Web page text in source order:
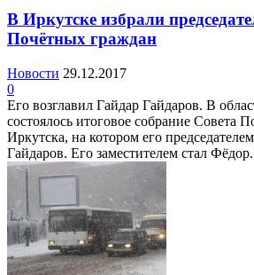
В Иркутске избрали
Почётных граждан
Новости 29.12.2017
0
Его возглавил Гайдар Гайдаров. В
состоялось итоговое собрание Совета
Иркутска, на котором его
Гайдаров. Его заместителем стал